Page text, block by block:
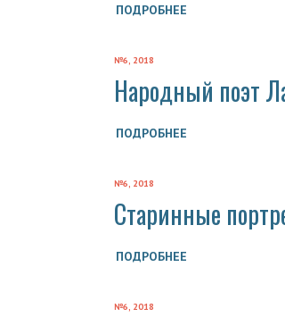
ПОДРОБНЕЕ
№6, 2018
Народный поэт
ПОДРОБНЕЕ
№6, 2018
Старинные
ПОДРОБНЕЕ
№6, 2018